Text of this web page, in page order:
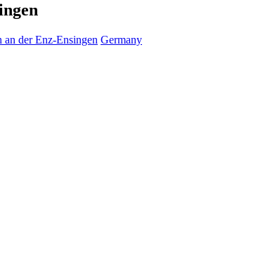
an der Enz-Ensingen Germany